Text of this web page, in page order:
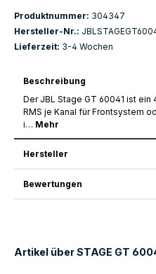
Produktnummer: 304347
Hersteller-Nr.:
Lieferzeit: 3-4 Wochen
Beschreibung
Der JBL Stage GT 60041 ist
RMS je Kanal für Frontsystem
i… Mehr
Hersteller
Bewertungen
Artikel über STAGE GT